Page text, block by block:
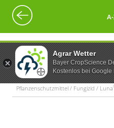
Agrar Wetter
Bayer CropScience
Kostenlos bei Google
Pflanzenschutzmittel / Fungizid / Luna